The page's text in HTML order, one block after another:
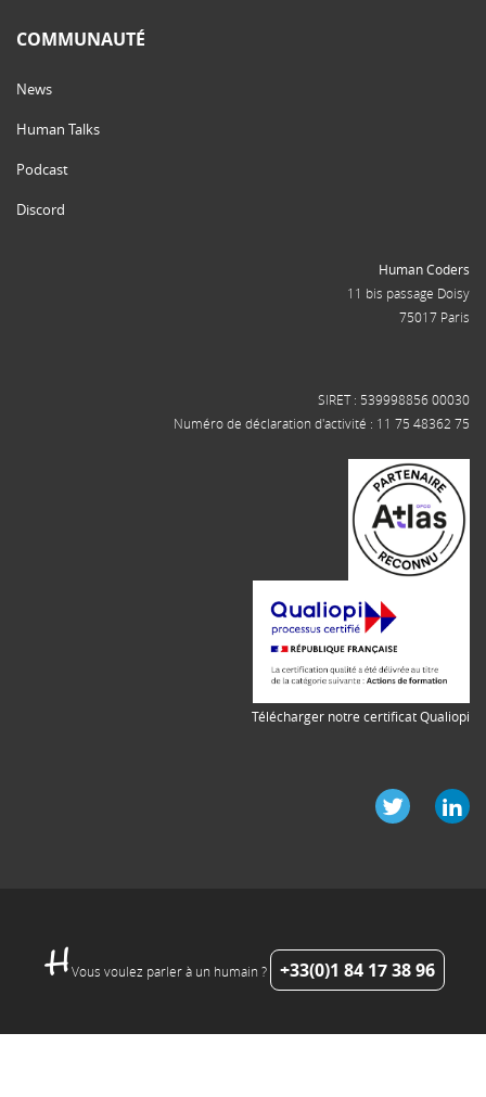
COMMUNAUTÉ
News
Human Talks
Podcast
Discord
Human Coders
11 bis passage Doisy
75017 Paris
SIRET : 539998856 00030
Numéro de déclaration d'activité : 11 75 48362 75
Télécharger notre certificat Qualiopi
Vous voulez parler à un humain ? +33(0)1 84 17 38 96